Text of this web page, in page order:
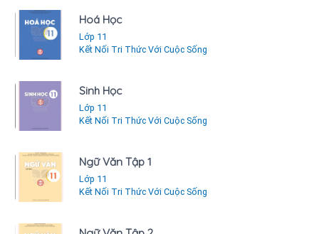
Hoá Học
Lớp 11
Kết Nối Tri Thức Với Cuộc Sống
Sinh Học
Lớp 11
Kết Nối Tri Thức Với Cuộc Sống
Ngữ Văn Tập 1
Lớp 11
Kết Nối Tri Thức Với Cuộc Sống